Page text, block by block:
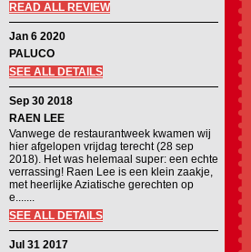
READ ALL REVIEW
Jan 6 2020
PALUCO
SEE ALL DETAILS
Sep 30 2018
RAEN LEE
Vanwege de restaurantweek kwamen wij
hier afgelopen vrijdag terecht (28 sep
2018). Het was helemaal super: een echte
verrassing! Raen Lee is een klein zaakje,
met heerlijke Aziatische gerechten op
e.......
SEE ALL DETAILS
Jul 31 2017